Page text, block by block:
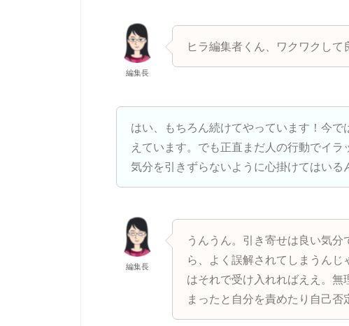
編集長
ヒラ編集者くん、ワクワクし
はい、もちろん続けてやっています！今
えています。でも正直まだ人の行動でイラ
気分を引きずらないように心掛けてはいる
編集長
うんうん。引き寄せは良い気
ら、よく誤解されてしまうん
はそれで受け入れればええ。
まったと自分を責めたり自己否